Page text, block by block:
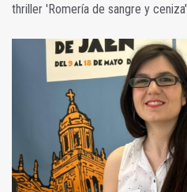
thriller 'Romería de sangre y ceniza'